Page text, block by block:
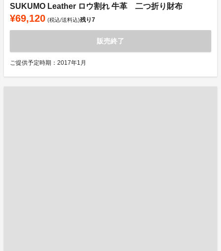
SUKUMO Leather ロウ割れ 牛革 二つ折り財布
¥69,120 (税込/送料込)残り7
販売終了
ご提供予定時期：2017年1月